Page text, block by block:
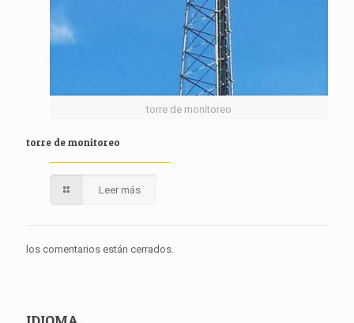
torre de monitoreo
torre de monitoreo
Leer más
los comentarios están cerrados.